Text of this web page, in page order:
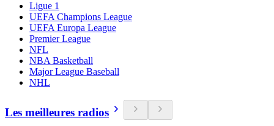
Ligue 1
UEFA Champions League
UEFA Europa League
Premier League
NFL
NBA Basketball
Major League Baseball
NHL
Les meilleures radios